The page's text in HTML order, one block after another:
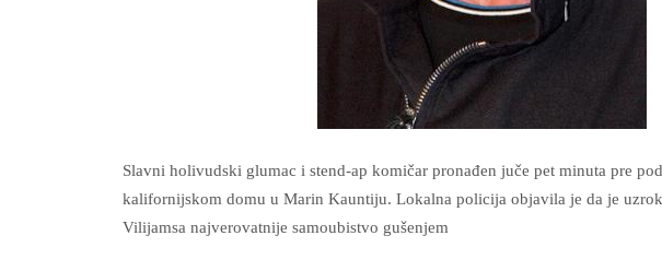
Slavni holivudski glumac i stend-ap komičar pronađen juče pet minuta pre
kalifornijskom domu u Marin Kauntiju. Lokalna policija objavila je da je
Vilijamsa najverovatnije samoubistvo gušenjem